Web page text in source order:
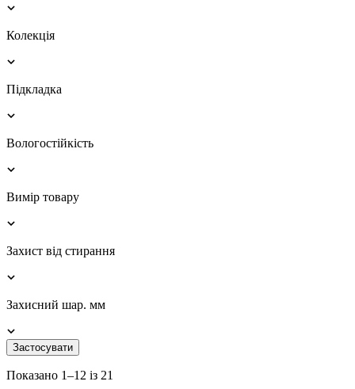
Колекція
Підкладка
Вологостійкість
Вимір товару
Захист від стирання
Захисний шар. мм
Застосувати
Показано 1–12 із 21